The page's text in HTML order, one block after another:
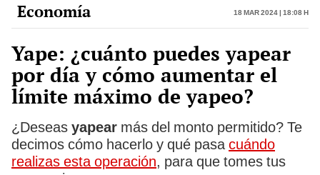
Economía 18 Mar 2024 | 18:08 h
Yape: ¿cuánto puedes yapear
por día y cómo aumentar el
límite máximo de yapeo?
¿Deseas yapear más del monto permitido? Te
decimos cómo hacerlo y qué pasa cuándo
realizas esta operación, para que tomes tus